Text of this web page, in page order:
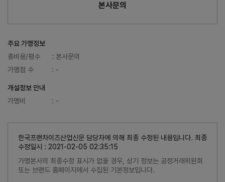
본사문의
주요 가맹정보
총비용/평수
: 본사문의
가맹점 수
: -
개설정보 안내
가맹비
: -
한국프랜차이즈산업신문 담당자에 의해 최종 수정된 내용입니다. 최종
수정일시 : 2021-02-05 02:35:15
가맹본사의 최종수정 표시가 없을 경우, 상기 정보는 공정거래위원회
또는 브랜드 홈페이지에서 수집된 기본정보입니다.